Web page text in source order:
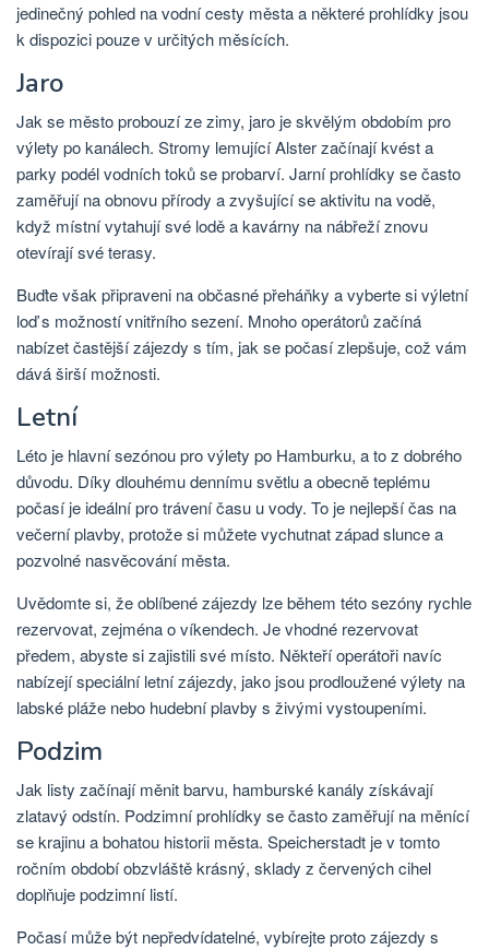
jedinečný pohled na vodní cesty města a některé prohlídky jsou
k dispozici pouze v určitých měsících.
Jaro
Jak se město probouzí ze zimy, jaro je skvělým obdobím pro
výlety po kanálech. Stromy lemující Alster začínají kvést a
parky podél vodních toků se probarví. Jarní prohlídky se často
zaměřují na obnovu přírody a zvyšující se aktivitu na vodě,
když místní vytahují své lodě a kavárny na nábřeží znovu
otevírají své terasy.
Buďte však připraveni na občasné přeháňky a vyberte si výletní
loď s možností vnitřního sezení. Mnoho operátorů začíná
nabízet častější zájezdy s tím, jak se počasí zlepšuje, což vám
dává širší možnosti.
Letní
Léto je hlavní sezónou pro výlety po Hamburku, a to z dobrého
důvodu. Díky dlouhému dennímu světlu a obecně teplému
počasí je ideální pro trávení času u vody. To je nejlepší čas na
večerní plavby, protože si můžete vychutnat západ slunce a
pozvolné nasvěcování města.
Uvědomte si, že oblíbené zájezdy lze během této sezóny rychle
rezervovat, zejména o víkendech. Je vhodné rezervovat
předem, abyste si zajistili své místo. Někteří operátoři navíc
nabízejí speciální letní zájezdy, jako jsou prodloužené výlety na
labské pláže nebo hudební plavby s živými vystoupeními.
Podzim
Jak listy začínají měnit barvu, hamburské kanály získávají
zlatavý odstín. Podzimní prohlídky se často zaměřují na měnící
se krajinu a bohatou historii města. Speicherstadt je v tomto
ročním období obzvláště krásný, sklady z červených cihel
doplňuje podzimní listí.
Počasí může být nepředvídatelné, vybírejte proto zájezdy s